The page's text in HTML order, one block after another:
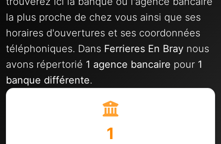
la plus proche de chez vous ainsi que ses
horaires d'ouvertures et ses coordonnées
téléphoniques. Dans Ferrieres En Bray nous
avons répertorié 1 agence bancaire pour 1
banque différente.
1